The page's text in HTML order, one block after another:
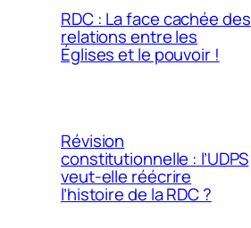
RDC : La face cachée des
relations entre les
Églises et le pouvoir !
Révision
constitutionnelle : l’UDPS
veut-elle réécrire
l’histoire de la RDC ?